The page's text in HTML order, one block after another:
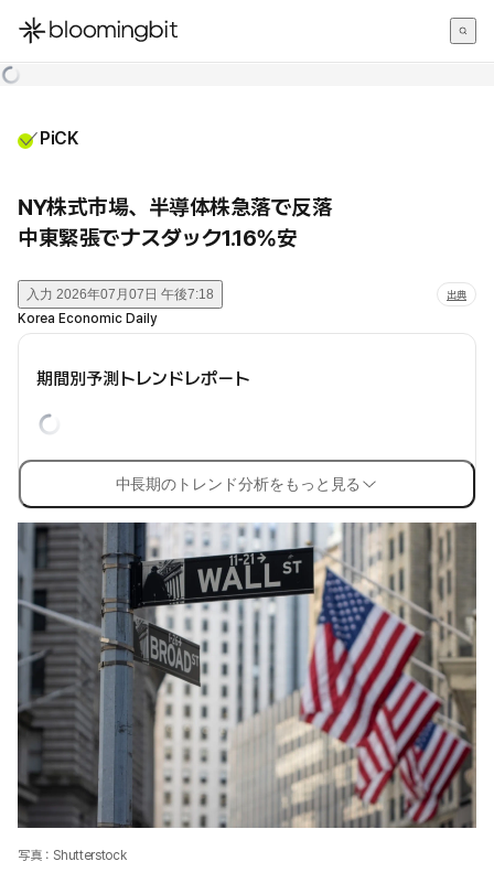
한국어
PiCK
NY株式市場、半導体株急落で反落
中東緊張でナスダック1.16%安
入力 2026年07月07日 午後7:18 出典
Korea Economic Daily
期間別予測トレンドレポート
中長期のトレンド分析をもっと見る
写真：Shutterstock